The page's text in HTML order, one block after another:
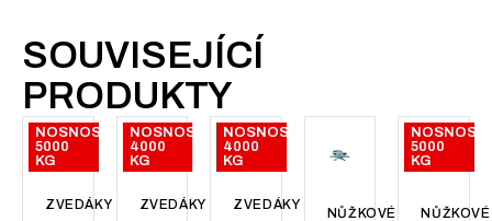
SOUVISEJÍCÍ
PRODUKTY
NOSNOST:
5000
KG
ZVEDÁKY
NOSNOST:
4000
KG
ZVEDÁKY
NOSNOST:
4000
KG
ZVEDÁKY
NŮŽKOVÉ
NOSNOST:
5000
KG
NŮŽKOVÉ